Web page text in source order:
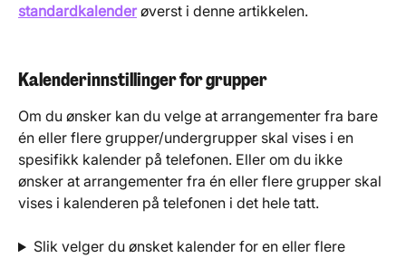
standardkalender øverst i denne artikkelen.
Kalenderinnstillinger for grupper
Om du ønsker kan du velge at arrangementer fra bare
én eller flere grupper/undergrupper skal vises i en
spesifikk kalender på telefonen. Eller om du ikke
ønsker at arrangementer fra én eller flere grupper skal
vises i kalenderen på telefonen i det hele tatt.
Slik velger du ønsket kalender for en eller flere